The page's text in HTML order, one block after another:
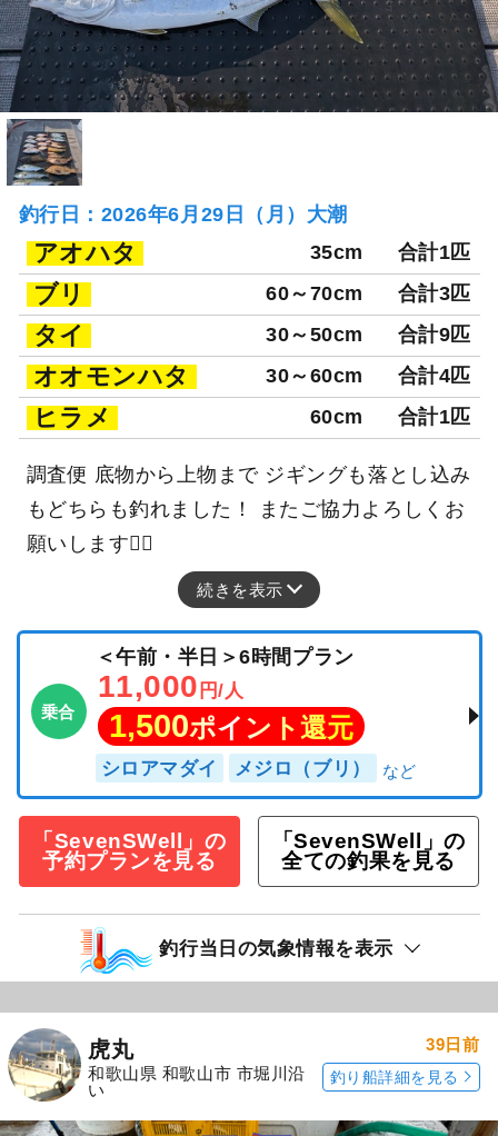
釣行日：2026年6月29日（月）大潮
アオハタ 35cm 合計1匹
ブリ 60～70cm 合計3匹
タイ 30～50cm 合計9匹
オオモンハタ 30～60cm 合計4匹
ヒラメ 60cm 合計1匹
調査便 底物から上物まで ジギングも落とし込み
もどちらも釣れました！ またご協力よろしくお
願いします🙇‍♂️
続きを表示
乗合
＜午前・半日＞6時間プラン
11,000 円/人
1,500ポイント還元
シロアマダイ メジロ（ブリ）
「SevenSWell」の
予約プランを見る
「SevenSWell」の
全ての釣果を見る
釣行当日の気象情報を表示
虎丸
和歌山県 和歌山市 市堀川沿
い
39日前
釣り船詳細を見る